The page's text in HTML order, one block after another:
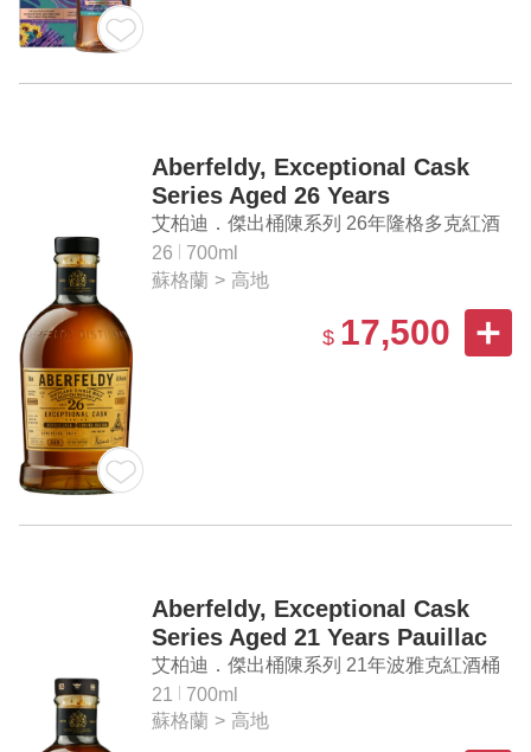
Aberfeldy, Exceptional Cask
Series Aged 26 Years
Languedoc Casks Finish Single
Malt Scotch Whisky Cask
Strength
艾柏迪．傑出桶陳系列 26年隆格多克紅酒
桶 單一麥芽蘇格蘭威士忌原酒
26
700ml
蘇格蘭 > 高地
$ 17,500
Aberfeldy, Exceptional Cask
Series Aged 21 Years Pauillac
Casks Finish Single Malt
Scotch Whisky Cask Strength
艾柏迪．傑出桶陳系列 21年波雅克紅酒桶
單一麥芽蘇格蘭威士忌原酒
21
700ml
蘇格蘭 > 高地